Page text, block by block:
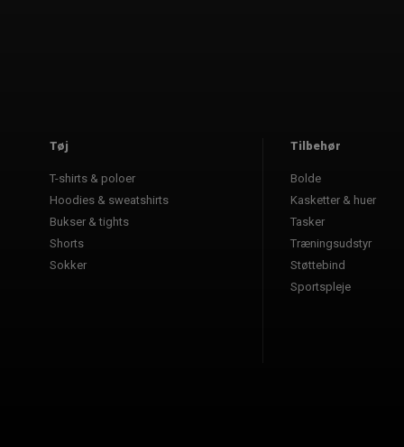
Tøj
T-shirts & poloer
Hoodies & sweatshirts
Bukser & tights
Shorts
Sokker
Tilbehør
Bolde
Kasketter & huer
Tasker
Træningsudstyr
Støttebind
Sportspleje